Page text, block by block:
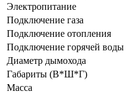
Электропитание
Подключение газа
Подключение отопления
Подключение горячей воды
Диаметр дымохода
Габариты (В*Ш*Г)
Масса